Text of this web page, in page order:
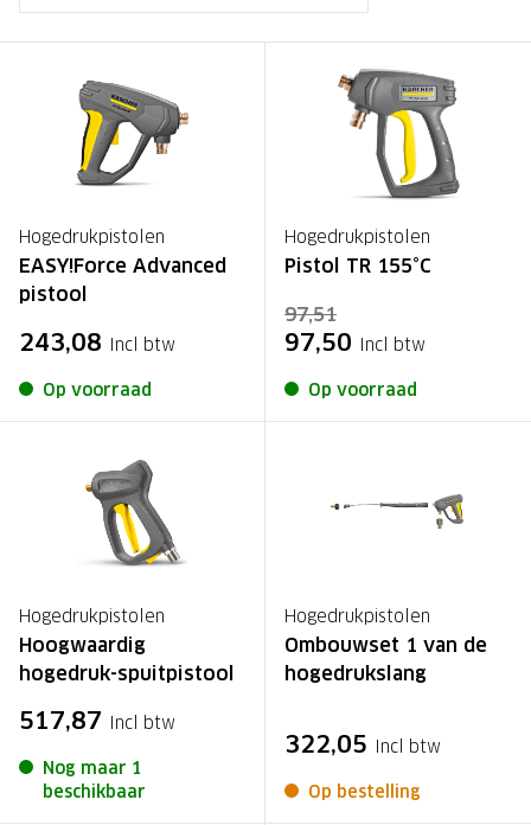
Hogedrukpistolen
EASY!Force Advanced
pistool
243,08 Incl btw
Op voorraad
Hogedrukpistolen
Pistol TR 155°C
97,51
97,50 Incl btw
Op voorraad
Hogedrukpistolen
Hoogwaardig
hogedruk-spuitpistool
517,87 Incl btw
Nog maar 1
beschikbaar
Hogedrukpistolen
Ombouwset 1 van de
hogedrukslang
322,05 Incl btw
Op bestelling